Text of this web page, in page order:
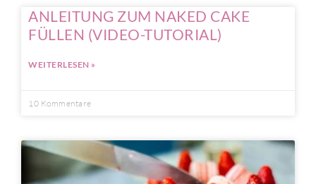
ANLEITUNG ZUM NAKED CAKE
FÜLLEN (VIDEO-TUTORIAL)
WEITERLESEN »
10 Kommentare